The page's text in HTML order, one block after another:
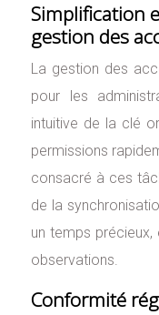
Simplification
gestion des
La gestion des
pour les
intuitive de la clé
permissions
consacré à ces
de la
un temps
observations.
Conformité